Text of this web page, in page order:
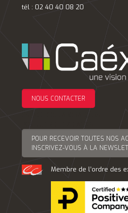
tél : 02 40 40 08 20
NOUS CONTACTER
POUR RECEVOIR TOUTES NOS
INSCRIVEZ-VOUS À LA
Membre de l’ordre des